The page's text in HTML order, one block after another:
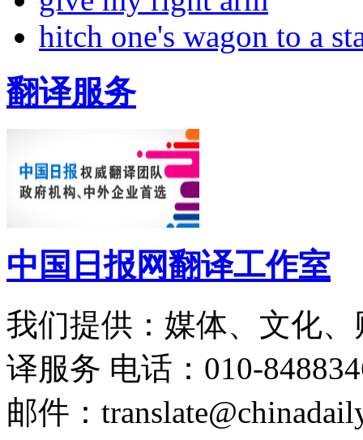
hitch one's wagon to a
翻译服务
中国日报网翻译工作室
我们提供：媒体、文化
译服务 电话：010-
邮件：